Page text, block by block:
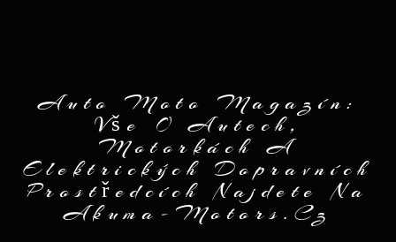
Auto Moto Magazín:
Vše O Autech,
Motorkách A
Elektrických Dopravních
Prostředcích Najdete Na
Akuma-Motors.cz